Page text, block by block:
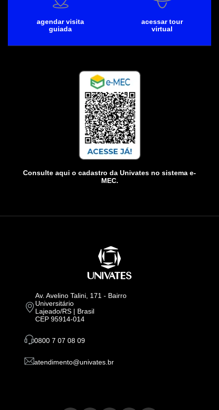
agendar visita
guiada
acessar tour
virtual
Consulte aqui o cadastro da Univates no sistema e-
MEC.
Av. Avelino Talini, 171 - Bairro
Universitário
Lajeado/RS | Brasil
CEP 95914-014
0800 7 07 08 09
atendimento@univates.br